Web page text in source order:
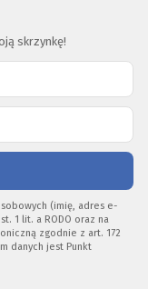
skrzynkę!
(imię, adres e-
1 lit. a RODO oraz na
zgodnie z art. 172
danych jest Punkt